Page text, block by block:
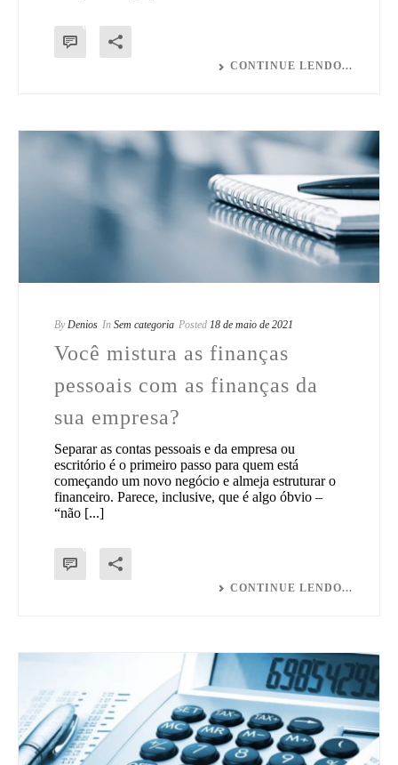
0
CONTINUE LENDO...
By Denios In Sem categoria Posted 18 de maio de 2021
Você mistura as finanças
pessoais com as finanças da
sua empresa?
Separar as contas pessoais e da empresa ou
escritório é o primeiro passo para quem está
começando um novo negócio e almeja estruturar o
financeiro. Parece, inclusive, que é algo óbvio –
“não [...]
0
CONTINUE LENDO...